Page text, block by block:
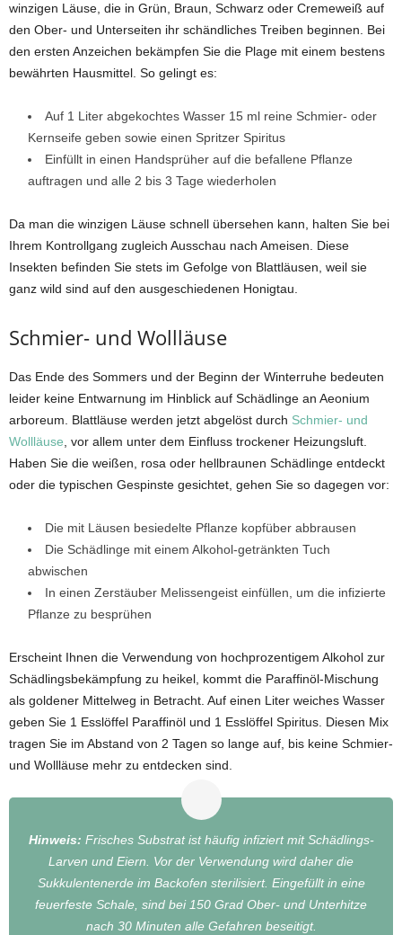
winzigen Läuse, die in Grün, Braun, Schwarz oder Cremeweiß auf
den Ober- und Unterseiten ihr schändliches Treiben beginnen. Bei
den ersten Anzeichen bekämpfen Sie die Plage mit einem bestens
bewährten Hausmittel. So gelingt es:
Auf 1 Liter abgekochtes Wasser 15 ml reine Schmier- oder
Kernseife geben sowie einen Spritzer Spiritus
Einfüllt in einen Handsprüher auf die befallene Pflanze
auftragen und alle 2 bis 3 Tage wiederholen
Da man die winzigen Läuse schnell übersehen kann, halten Sie bei
Ihrem Kontrollgang zugleich Ausschau nach Ameisen. Diese
Insekten befinden Sie stets im Gefolge von Blattläusen, weil sie
ganz wild sind auf den ausgeschiedenen Honigtau.
Schmier- und Wollläuse
Das Ende des Sommers und der Beginn der Winterruhe bedeuten
leider keine Entwarnung im Hinblick auf Schädlinge an Aeonium
arboreum. Blattläuse werden jetzt abgelöst durch Schmier- und
Wollläuse, vor allem unter dem Einfluss trockener Heizungsluft.
Haben Sie die weißen, rosa oder hellbraunen Schädlinge entdeckt
oder die typischen Gespinste gesichtet, gehen Sie so dagegen vor:
Die mit Läusen besiedelte Pflanze kopfüber abbrausen
Die Schädlinge mit einem Alkohol-getränkten Tuch
abwischen
In einen Zerstäuber Melissengeist einfüllen, um die infizierte
Pflanze zu besprühen
Erscheint Ihnen die Verwendung von hochprozentigem Alkohol zur
Schädlingsbekämpfung zu heikel, kommt die Paraffinöl-Mischung
als goldener Mittelweg in Betracht. Auf einen Liter weiches Wasser
geben Sie 1 Esslöffel Paraffinöl und 1 Esslöffel Spiritus. Diesen Mix
tragen Sie im Abstand von 2 Tagen so lange auf, bis keine Schmier-
und Wollläuse mehr zu entdecken sind.
Hinweis: Frisches Substrat ist häufig infiziert mit Schädlings-
Larven und Eiern. Vor der Verwendung wird daher die
Sukkulentenerde im Backofen sterilisiert. Eingefüllt in eine
feuerfeste Schale, sind bei 150 Grad Ober- und Unterhitze
nach 30 Minuten alle Gefahren beseitigt.